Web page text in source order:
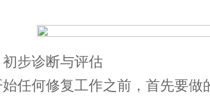
诊断与评估
何修复工作之前，首先要做